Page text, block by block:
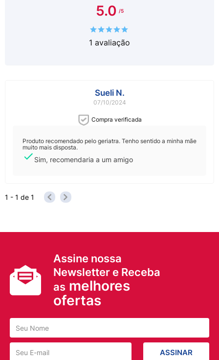
fechada em local fresco, seco e inodoro. Iniciado o uso
do produto, recomenda-se o consumo em até 30 dias.
Consumir imediatamente após o preparo. Durante o
transporte este produto pode se compactar. No
entanto, seu volume e conteúdo correspondem ao
(aproximadamente 50ml) e mexa bem até formar uma
pasta cremosa, adicione o restante do leite desnatado
Alérgicos: contém leite e derivados e derivados de
Contém glúten.
5.0
1 avaliação
Sueli N.
07/10/2024
Compra verificada
Produto recomendado pelo geriatra. Tenho sentido a minha mãe
muito mais disposta.
Sim, recomendaria a um amigo
1 - 1 de 1
Assine nossa
Newsletter e Receba
as melhores
ofertas
ASSINAR